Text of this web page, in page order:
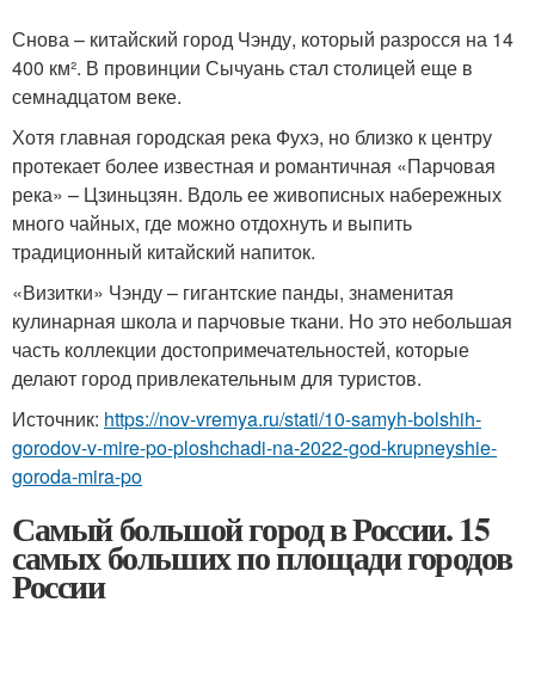
Снова – китайский город Чэнду, который разросся на 14
400 км². В провинции Сычуань стал столицей еще в
семнадцатом веке.
Хотя главная городская река Фухэ, но близко к центру
протекает более известная и романтичная «Парчовая
река» – Цзиньцзян. Вдоль ее живописных набережных
много чайных, где можно отдохнуть и выпить
традиционный китайский напиток.
«Визитки» Чэнду – гигантские панды, знаменитая
кулинарная школа и парчовые ткани. Но это небольшая
часть коллекции достопримечательностей, которые
делают город привлекательным для туристов.
Источник: https://nov-vremya.ru/stati/10-samyh-bolshih-
gorodov-v-mire-po-ploshchadi-na-2022-god-krupneyshie-
goroda-mira-po
Самый большой город в России. 15
самых больших по площади городов
России